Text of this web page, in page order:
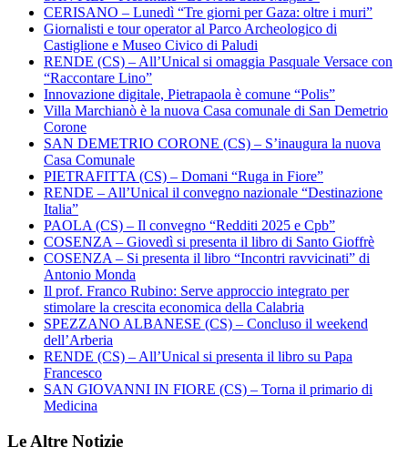
CERISANO – Lunedì “Tre giorni per Gaza: oltre i muri”
Giornalisti e tour operator al Parco Archeologico di
Castiglione e Museo Civico di Paludi
RENDE (CS) – All’Unical si omaggia Pasquale Versace con
“Raccontare Lino”
Innovazione digitale, Pietrapaola è comune “Polis”
Villa Marchianò è la nuova Casa comunale di San Demetrio
Corone
SAN DEMETRIO CORONE (CS) – S’inaugura la nuova
Casa Comunale
PIETRAFITTA (CS) – Domani “Ruga in Fiore”
RENDE – All’Unical il convegno nazionale “Destinazione
Italia”
PAOLA (CS) – Il convegno “Redditi 2025 e Cpb”
COSENZA – Giovedì si presenta il libro di Santo Gioffrè
COSENZA – Si presenta il libro “Incontri ravvicinati” di
Antonio Monda
Il prof. Franco Rubino: Serve approccio integrato per
stimolare la crescita economica della Calabria
SPEZZANO ALBANESE (CS) – Concluso il weekend
dell’Arberia
RENDE (CS) – All’Unical si presenta il libro su Papa
Francesco
SAN GIOVANNI IN FIORE (CS) – Torna il primario di
Medicina
Le Altre Notizie